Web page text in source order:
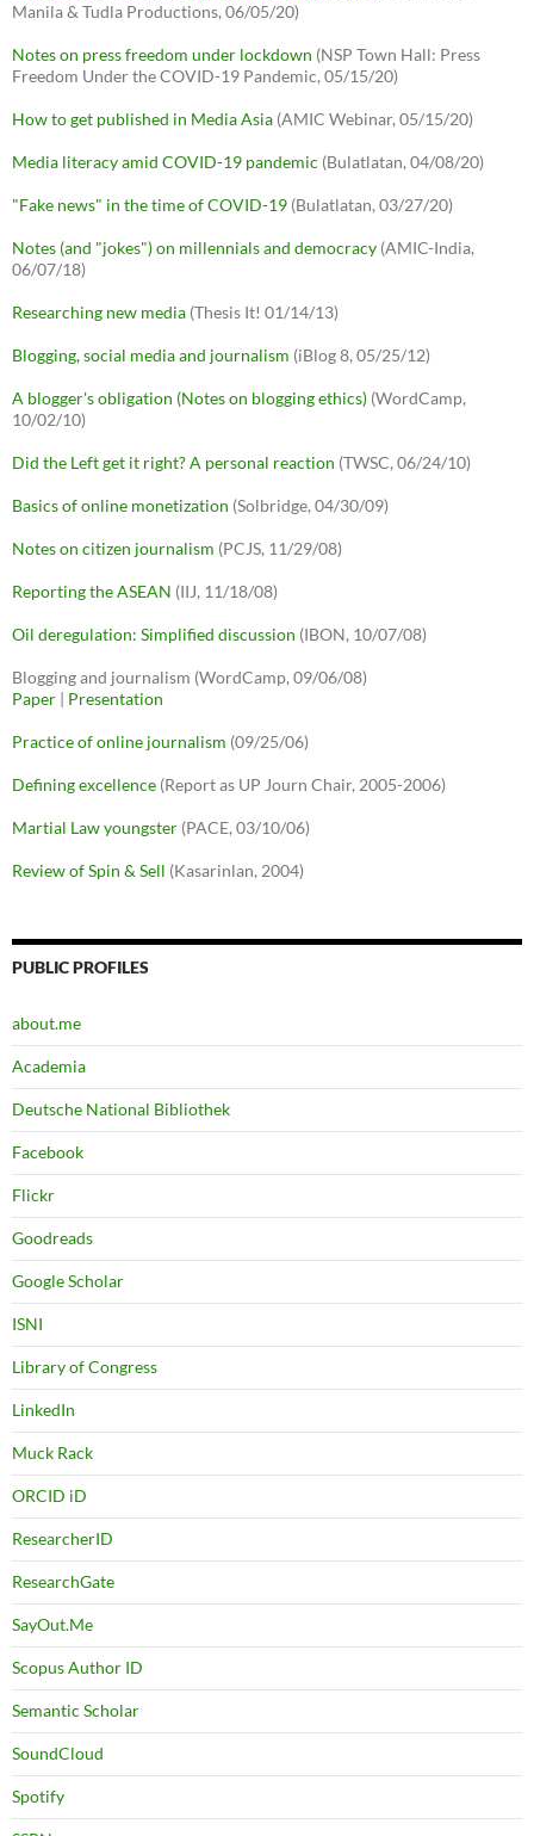
Manila & Tudla Productions, 06/05/20)
Notes on press freedom under lockdown (NSP Town Hall: Press
Freedom Under the COVID-19 Pandemic, 05/15/20)
How to get published in Media Asia (AMIC Webinar, 05/15/20)
Media literacy amid COVID-19 pandemic (Bulatlatan, 04/08/20)
"Fake news" in the time of COVID-19 (Bulatlatan, 03/27/20)
Notes (and "jokes") on millennials and democracy (AMIC-India,
06/07/18)
Researching new media (Thesis It! 01/14/13)
Blogging, social media and journalism (iBlog 8, 05/25/12)
A blogger's obligation (Notes on blogging ethics) (WordCamp,
10/02/10)
Did the Left get it right? A personal reaction (TWSC, 06/24/10)
Basics of online monetization (Solbridge, 04/30/09)
Notes on citizen journalism (PCJS, 11/29/08)
Reporting the ASEAN (IIJ, 11/18/08)
Oil deregulation: Simplified discussion (IBON, 10/07/08)
Blogging and journalism (WordCamp, 09/06/08)
Paper | Presentation
Practice of online journalism (09/25/06)
Defining excellence (Report as UP Journ Chair, 2005-2006)
Martial Law youngster (PACE, 03/10/06)
Review of Spin & Sell (Kasarinlan, 2004)
PUBLIC PROFILES
about.me
Academia
Deutsche National Bibliothek
Facebook
Flickr
Goodreads
Google Scholar
ISNI
Library of Congress
LinkedIn
Muck Rack
ORCID iD
ResearcherID
ResearchGate
SayOut.Me
Scopus Author ID
Semantic Scholar
SoundCloud
Spotify